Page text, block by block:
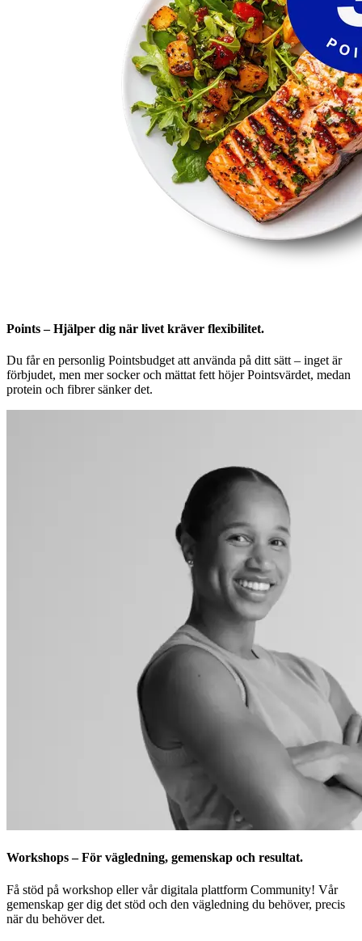
Points – Hjälper dig när livet kräver flexibilitet.
Du får en personlig Pointsbudget att använda på ditt sätt – inget är
förbjudet, men mer socker och mättat fett höjer Pointsvärdet, medan
protein och fibrer sänker det.
Workshops – För vägledning, gemenskap och resultat.
Få stöd på workshop eller vår digitala plattform Community! Vår
gemenskap ger dig det stöd och den vägledning du behöver, precis
när du behöver det.